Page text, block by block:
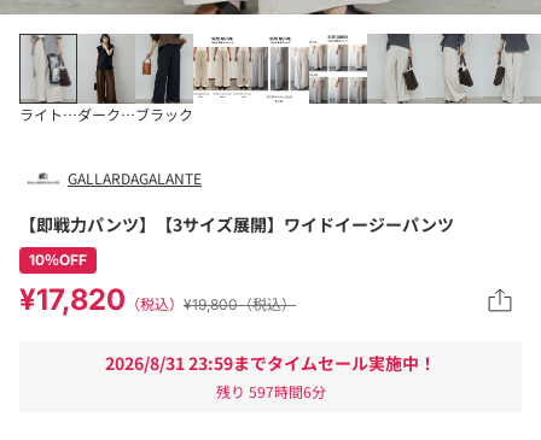
ライトベージュダークブラウン
ブラック
GALLARDAGALANTE
【即戦力パンツ】【3サイズ展開】ワイドイージーパンツ
10％OFF
¥17,820 （税込） ¥19,800（税込）
2026/8/31 23:59までタイムセール実施中！
残り 597時間6分